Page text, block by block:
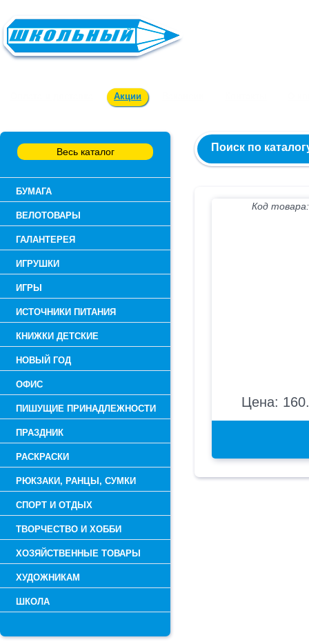
Акции
Весь каталог
БУМАГА
ВЕЛОТОВАРЫ
ГАЛАНТЕРЕЯ
ИГРУШКИ
ИГРЫ
ИСТОЧНИКИ ПИТАНИЯ
КНИЖКИ ДЕТСКИЕ
НОВЫЙ ГОД
ОФИС
ПИШУЩИЕ ПРИНАДЛЕЖНОСТИ
ПРАЗДНИК
РАСКРАСКИ
РЮКЗАКИ, РАНЦЫ, СУМКИ
СПОРТ И ОТДЫХ
ТВОРЧЕСТВО И ХОББИ
ХОЗЯЙСТВЕННЫЕ ТОВАРЫ
ХУДОЖНИКАМ
ШКОЛА
Поиск по
Код
Цена: